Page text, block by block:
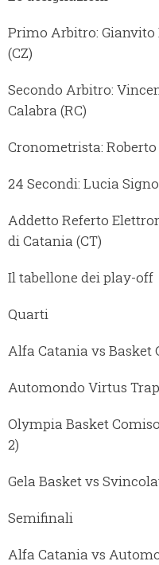
Primo Arbitro:
(CZ)
Secondo Arbitro:
Calabra (RC)
Cronometrista:
24 Secondi: Lucia
Addetto Referto
di Catania (CT)
Il tabellone dei play-off
Quarti
Alfa Catania vs Basket
Automondo Virtus
Olympia Basket
2)
Gela Basket vs
Semifinali
Alfa Catania vs